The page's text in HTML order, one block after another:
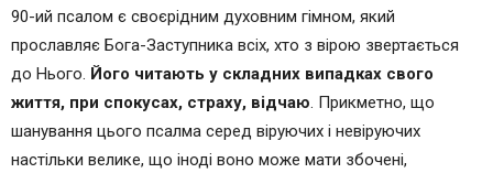
90-ий псалом є своєрідним духовним гімном, який
прославляє Бога-Заступника всіх, хто з вірою звертається
до Нього. Його читають у складних випадках свого
життя, при спокусах, страху, відчаю. Прикметно, що
шанування цього псалма серед віруючих і невіруючих
настільки велике, що іноді воно може мати збочені,